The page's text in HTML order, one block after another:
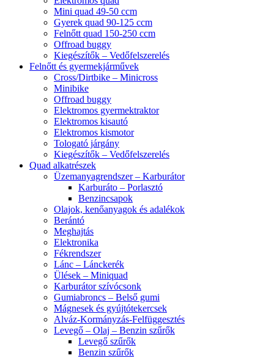
Mini quad 49-50 ccm
Gyerek quad 90-125 ccm
Felnőtt quad 150-250 ccm
Offroad buggy
Kiegészítők – Vedőfelszerelés
Felnőtt és gyermekjárművek
Cross/Dirtbike – Minicross
Minibike
Offroad buggy
Elektromos gyermektraktor
Elektromos kisautó
Elektromos kismotor
Tologató járgány
Kiegészítők – Vedőfelszerelés
Quad alkatrészek
Üzemanyagrendszer – Karburátor
Karburáto – Porlasztó
Benzincsapok
Olajok, kenőanyagok és adalékok
Berántó
Meghajtás
Elektronika
Fékrendszer
Lánc – Lánckerék
Ülések – Miniquad
Karburátor szívócsonk
Gumiabroncs – Belső gumi
Mágnesek és gyújtótekercsek
Alváz-Kormányzás-Felfüggesztés
Levegő – Olaj – Benzin szűrők
Levegő szűrők
Benzin szűrők